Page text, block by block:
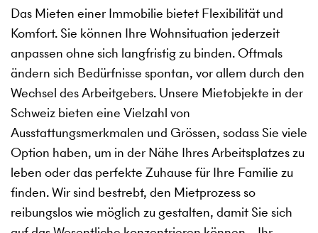
Das Mieten einer Immobilie bietet Flexibilität und
Komfort. Sie können Ihre Wohnsituation jederzeit
anpassen ohne sich langfristig zu binden. Oftmals
ändern sich Bedürfnisse spontan, vor allem durch den
Wechsel des Arbeitgebers. Unsere Mietobjekte in der
Schweiz bieten eine Vielzahl von
Ausstattungsmerkmalen und Grössen, sodass Sie viele
Option haben, um in der Nähe Ihres Arbeitsplatzes zu
leben oder das perfekte Zuhause für Ihre Familie zu
finden. Wir sind bestrebt, den Mietprozess so
reibungslos wie möglich zu gestalten, damit Sie sich